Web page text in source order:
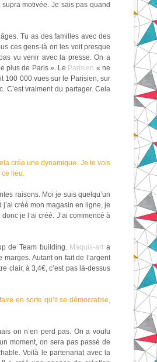
motivée. Je sais pas quand
Tu as des familles avec des
ces gens-là on les voit presque
vu venir avec la presse. On a
plus de Paris ». Le Parisien « ne
100 000 vues sur le Parisien, sur
C’est vraiment du partager. Cela
crée une dynamique. Je le vois
ce lieu.
raisons. Moi je suis quelqu’un
créé mon magasin en ligne, je
je l’ai créé. J’ai commencé à
de Team building. Maquis-art a
Autant on fait de l’argent
clair, à 3,4€, c’est pas là-dessus
en sorte qu’il se démocratise,
on n’en perd pas. On a voulu
moment, on sera pas passé de
Voilà le partenariat avec la